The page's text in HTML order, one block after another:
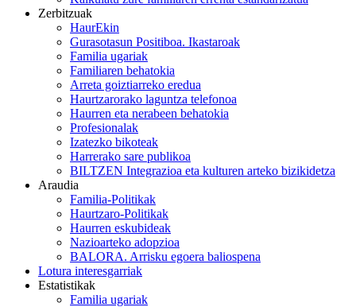
Zerbitzuak
HaurEkin
Gurasotasun Positiboa. Ikastaroak
Familia ugariak
Familiaren behatokia
Arreta goiztiarreko eredua
Haurtzarorako laguntza telefonoa
Haurren eta nerabeen behatokia
Profesionalak
Izatezko bikoteak
Harrerako sare publikoa
BILTZEN Integrazioa eta kulturen arteko bizikidetza
Araudia
Familia-Politikak
Haurtzaro-Politikak
Haurren eskubideak
Nazioarteko adopzioa
BALORA. Arrisku egoera baliospena
Lotura interesgarriak
Estatistikak
Familia ugariak